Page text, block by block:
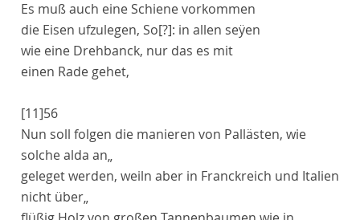
Es muß auch eine Schiene vorkommen
die Eisen ufzulegen, So[?]: in allen seÿen
wie eine Drehbanck, nur das es mit
einen Rade gehet,
[11]56
Nun soll folgen die manieren von Pallästen, wie
solche alda an„
geleget werden, weiln aber in Franckreich und Italien
nicht über„